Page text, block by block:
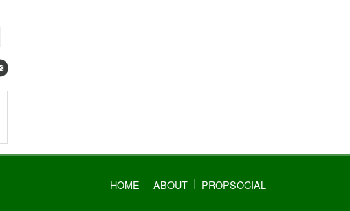
HOME
ABOUT PROPSOCIAL